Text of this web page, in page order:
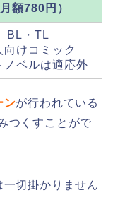
月額780円）
BL・TL
向けコミック
ノベルは適応外
ンが行われている
つくすことがで
切掛かりません